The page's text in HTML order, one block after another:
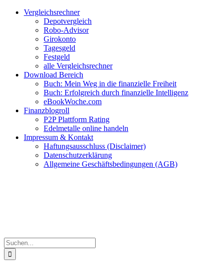
Zum
Facebook
Twitter
Instagram
Pinterest
YouTubeVergleichsrechner
Depotvergleich
Robo-Advisor
Girokonto
Tagesgeld
Festgeld
alle Vergleichsrechner
Download Bereich
Buch: Mein Weg in die finanzielle Freiheit
Buch: Erfolgreich durch finanzielle Intelligenz
eBookWoche.com
Finanzblogroll
P2P Plattform Rating
Edelmetalle online handeln
Impressum & Kontakt
Haftungsausschluss (Disclaimer)
Datenschutzerklärung
Allgemeine Geschäftsbedingungen (AGB)
Suche
nach: